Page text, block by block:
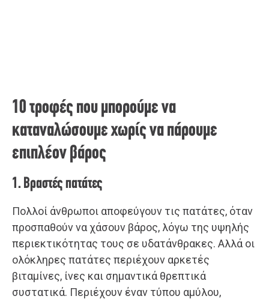
10 τροφές που μπορούμε να
καταναλώσουμε χωρίς να πάρουμε
επιπλέον βάρος
1. Βραστές πατάτες
Πολλοί άνθρωποι αποφεύγουν τις πατάτες, όταν
προσπαθούν να χάσουν βάρος, λόγω της υψηλής
περιεκτικότητας τους σε υδατάνθρακες. Αλλά οι
ολόκληρες πατάτες περιέχουν αρκετές
βιταμίνες, ίνες και σημαντικά θρεπτικά
συστατικά. Περιέχουν έναν τύπου αμύλου,